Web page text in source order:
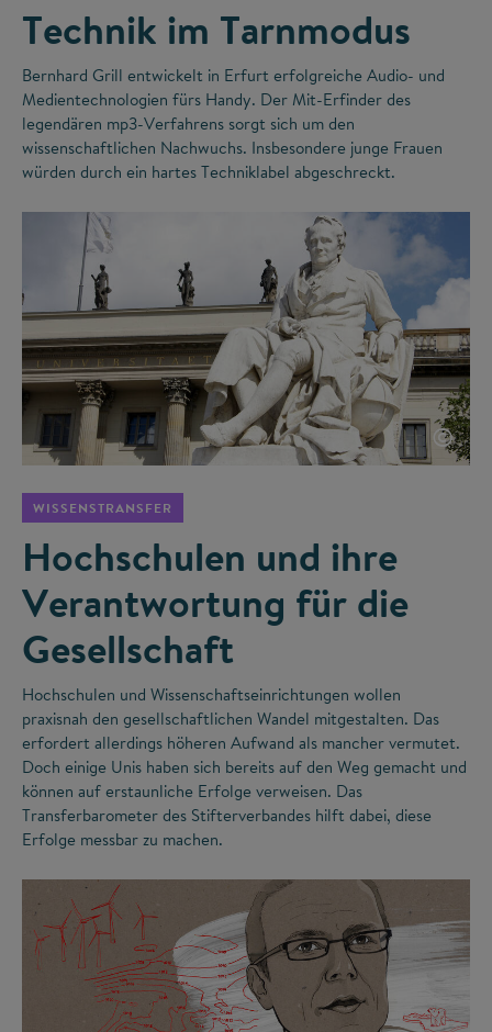
Technik im Tarnmodus
Bernhard Grill entwickelt in Erfurt erfolgreiche Audio- und
Medientechnologien fürs Handy. Der Mit-Erfinder des
legendären mp3-Verfahrens sorgt sich um den
wissenschaftlichen Nachwuchs. Insbesondere junge Frauen
würden durch ein hartes Techniklabel abgeschreckt.
©
WISSENSTRANSFER
Hochschulen und ihre
Verantwortung für die
Gesellschaft
Hochschulen und Wissenschaftseinrichtungen wollen
praxisnah den gesellschaftlichen Wandel mitgestalten. Das
erfordert allerdings höheren Aufwand als mancher vermutet.
Doch einige Unis haben sich bereits auf den Weg gemacht und
können auf erstaunliche Erfolge verweisen. Das
Transferbarometer des Stifterverbandes hilft dabei, diese
Erfolge messbar zu machen.